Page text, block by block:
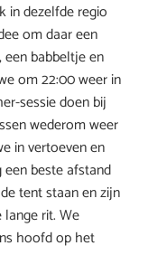
in dezelfde regio
om daar een
een babbeltje en
om 22:00 weer in
sessie doen bij
wederom weer
in vertoeven en
beste afstand
tent staan en zijn
rit. We
hoofd op het